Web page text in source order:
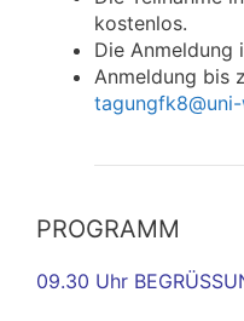
kostenlos.
Die Anmeldung
Anmeldung bis
PROGRAMM
09.30 Uhr